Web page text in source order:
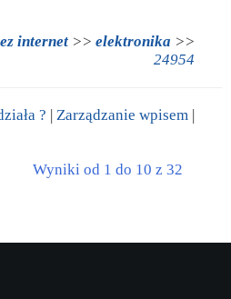
internet >> elektronika >>
24954
? | Zarządzanie wpisem |
Wyniki od 1 do 10 z 32